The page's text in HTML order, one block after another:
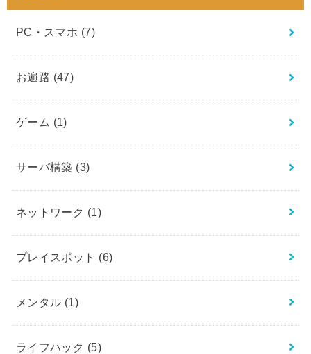
PC・スマホ (7)
お遍路 (47)
ゲーム (1)
サーバ構築 (3)
ネットワーク (1)
プレイスポット (6)
メンタル (1)
ライフハック (5)